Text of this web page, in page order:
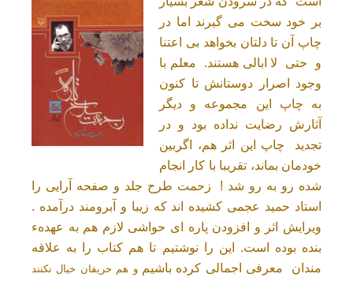
بر خود سخت می گیرند اما در
چاپ آن تا دلتان بخواهد بی اعتنا
و حتی لا ابالی هستند. معلم با
وجود اصرار دوستانش تا کنون
به چاپ این مجموعه و دیگر
آثارش رضایت نداده بود و در
تجدید چاپ این اثر هم، اگربین
خودمان بماند، تقریبا با کار انجام
شده رو به رو شد ! زحمت طرح جلد و صفحه آرایی را
استاد حمید عجمی کشیده اند که زیبا و آبرومند درآمده .
ویرایش اثر و افزودن پاره ای حواشی لازم هم به عهدهء
بنده بوده است. این را نوشتیم تا هم کتاب را به علاقه
مندان معرفی اجمالی کرده باشیم و هم حریفان خیال نکنند